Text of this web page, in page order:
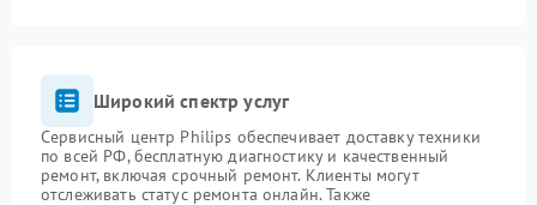
Широкий спектр услуг
Сервисный центр Philips обеспечивает доставку техники
по всей РФ, бесплатную диагностику и качественный
ремонт, включая срочный ремонт. Клиенты могут
отслеживать статус ремонта онлайн. Также